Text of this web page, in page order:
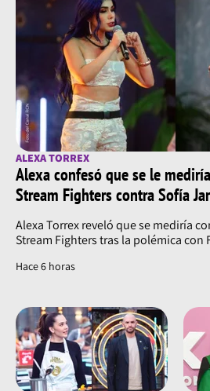
ALEXA TORREX
Alexa confesó que se le
Stream Fighters contra Sofía
Alexa Torrex reveló que se mediría
Stream Fighters tras la polémica con
Hace 6 horas